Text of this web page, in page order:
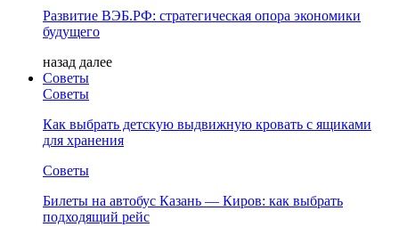
Развитие ВЭБ.РФ: стратегическая опора экономики
будущего
назад далее
Советы
Советы
Как выбрать детскую выдвижную кровать с ящиками
для хранения
Советы
Билеты на автобус Казань — Киров: как выбрать
подходящий рейс